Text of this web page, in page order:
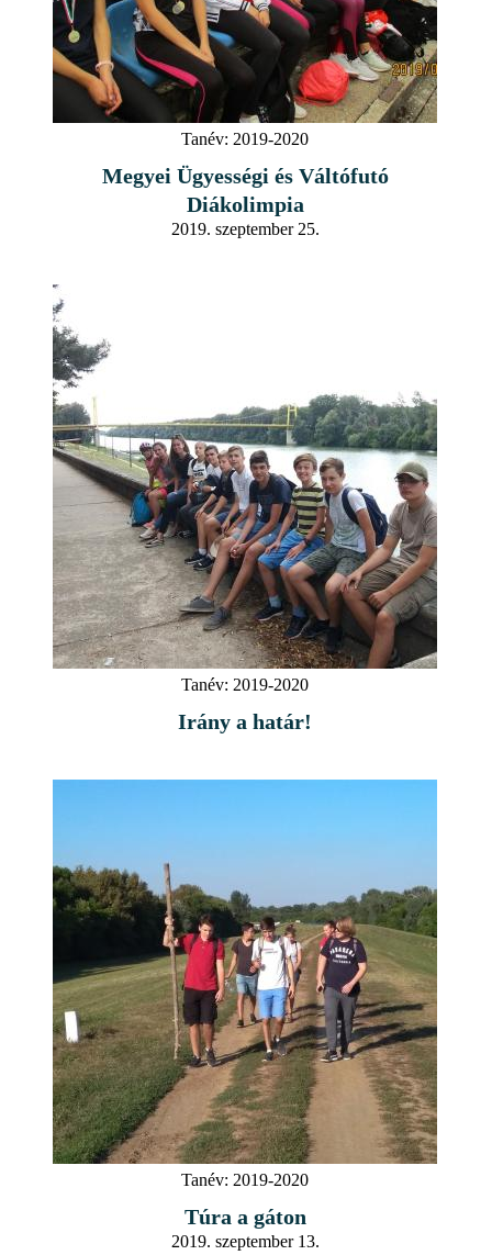
Tanév: 2019-2020
Megyei Ügyességi és Váltófutó
Diákolimpia
2019. szeptember 25.
Tanév: 2019-2020
Irány a határ!
Tanév: 2019-2020
Túra a gáton
2019. szeptember 13.